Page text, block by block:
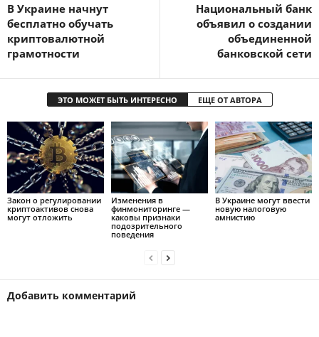
В Украине начнут
бесплатно обучать
криптовалютной
грамотности
Национальный банк
объявил о создании
объединенной
банковской сети
ЭТО МОЖЕТ БЫТЬ ИНТЕРЕСНО ЕЩЕ ОТ АВТОРА
Закон о регулировании
криптоактивов снова
могут отложить
Изменения в
финмониторинге —
каковы признаки
подозрительного
поведения
В Украине могут ввести
новую налоговую
амнистию
Добавить комментарий